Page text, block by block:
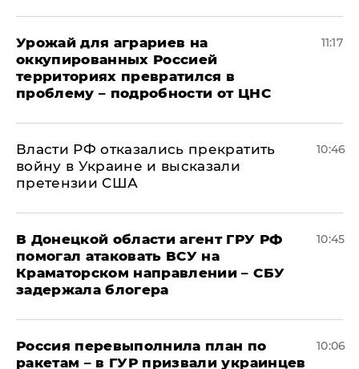
Урожай для аграриев на
оккупированных Россией
территориях превратился в
проблему – подробности от ЦНС
11:17
Власти РФ отказались прекратить
войну в Украине и высказали
претензии США
10:46
В Донецкой области агент ГРУ РФ
помогал атаковать ВСУ на
Краматорском направлении – СБУ
задержала блогера
10:45
Россия перевыполнила план по
ракетам – в ГУР призвали украинцев
10:06